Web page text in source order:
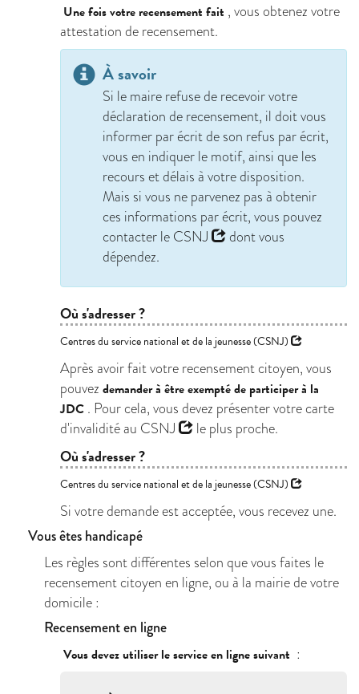
Une fois votre recensement fait , vous obtenez votre
attestation de recensement.
À savoir
Si le maire refuse de recevoir votre
déclaration de recensement, il doit vous
informer par écrit de son refus par écrit,
vous en indiquer le motif, ainsi que les
recours et délais à votre disposition.
Mais si vous ne parvenez pas à obtenir
ces informations par écrit, vous pouvez
contacter le CSNJ
dont vous
dépendez.
Où s'adresser ?
Centres du service national et de la jeunesse (CSNJ)
Après avoir fait votre recensement citoyen, vous
pouvez demander à être exempté de participer à la
JDC . Pour cela, vous devez présenter votre carte
d'invalidité au CSNJ le plus proche.
Où s'adresser ?
Centres du service national et de la jeunesse (CSNJ)
Si votre demande est acceptée, vous recevez une.
Vous êtes handicapé
Les règles sont différentes selon que vous faites le
recensement citoyen en ligne, ou à la mairie de votre
domicile :
Recensement en ligne
Vous devez utiliser le service en ligne suivant :